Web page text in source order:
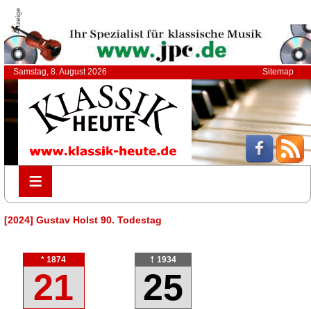
Anzeige
Samstag, 8. August 2026 Sitemap
≡
≡
[2024] Gustav Holst 90. Todestag
* 1874
21
† 1934
25